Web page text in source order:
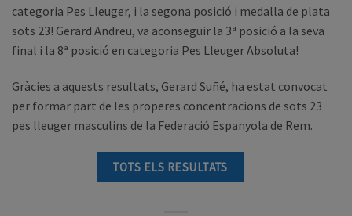
categoria Pes Lleuger, i la segona posició i medalla de plata
sots 23! Gerard Andreu, va aconseguir la 3ª posició a la seva
final i la 8ª posició en categoria Pes Lleuger Absoluta!
Gràcies a aquests resultats, Gerard Suñé, ha estat convocat
per formar part de les properes concentracions de sots 23
pes lleuger masculins de la Federació Espanyola de Rem.
TOTS ELS RESULTATS